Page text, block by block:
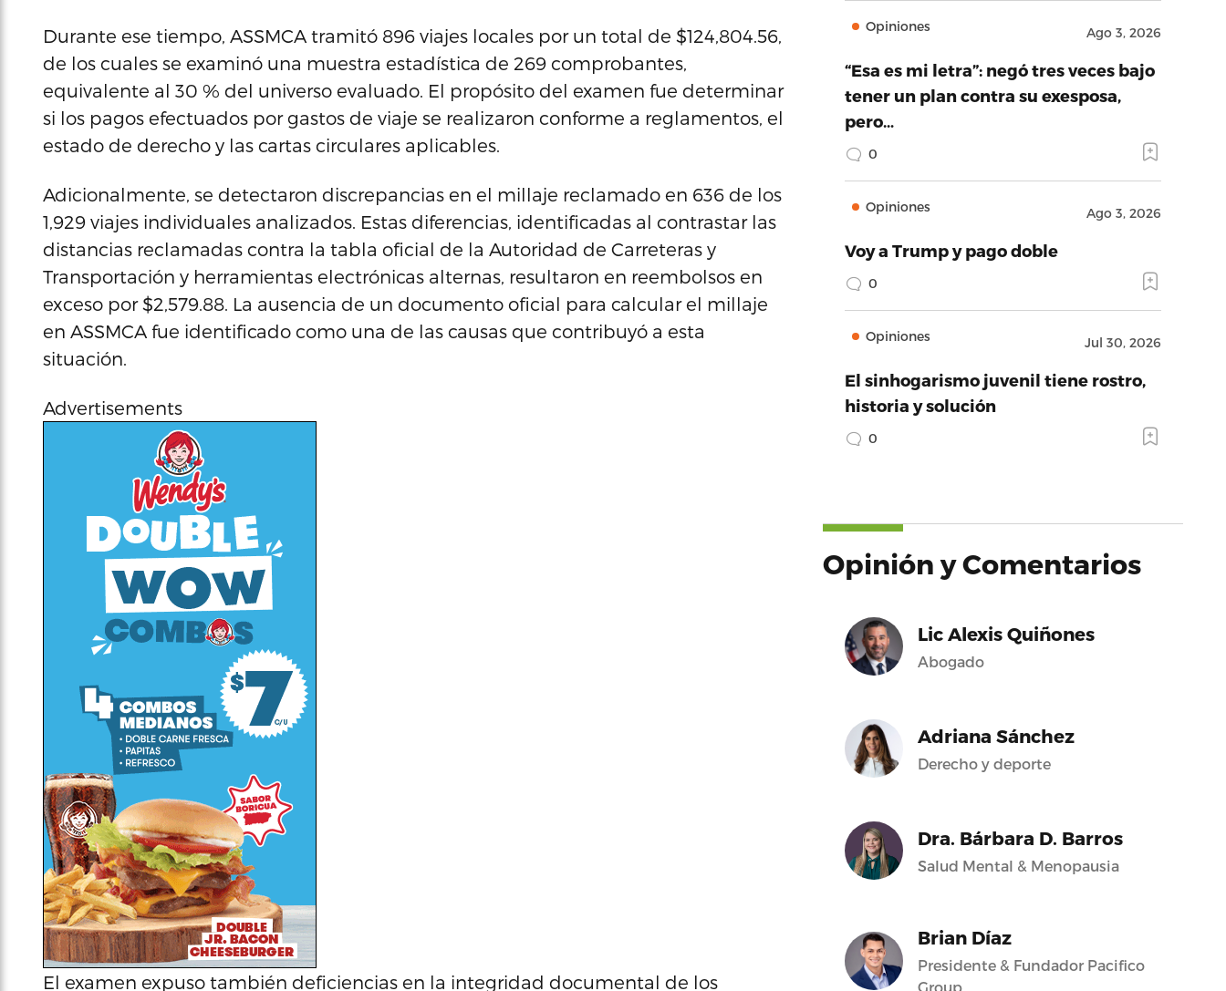
Durante ese tiempo, ASSMCA tramitó 896 viajes locales por un total de $124,804.56,
de los cuales se examinó una muestra estadística de 269 comprobantes,
equivalente al 30 % del universo evaluado. El propósito del examen fue determinar
si los pagos efectuados por gastos de viaje se realizaron conforme a reglamentos, el
estado de derecho y las cartas circulares aplicables.
Adicionalmente, se detectaron discrepancias en el millaje reclamado en 636 de los
1,929 viajes individuales analizados. Estas diferencias, identificadas al contrastar las
distancias reclamadas contra la tabla oficial de la Autoridad de Carreteras y
Transportación y herramientas electrónicas alternas, resultaron en reembolsos en
exceso por $2,579.88. La ausencia de un documento oficial para calcular el millaje
en ASSMCA fue identificado como una de las causas que contribuyó a esta
situación.
Advertisements
El examen expuso también deficiencias en la integridad documental de los
Opiniones Ago 3, 2026
“Esa es mi letra”: negó tres veces bajo
tener un plan contra su exesposa,
pero…
0
Opiniones Ago 3, 2026
Voy a Trump y pago doble
0
Opiniones Jul 30, 2026
El sinhogarismo juvenil tiene rostro,
historia y solución
0
Opinión y Comentarios
Lic Alexis Quiñones
Abogado
Adriana Sánchez
Derecho y deporte
Dra. Bárbara D. Barros
Salud Mental & Menopausia
Brian Díaz
Presidente & Fundador Pacifico
Group